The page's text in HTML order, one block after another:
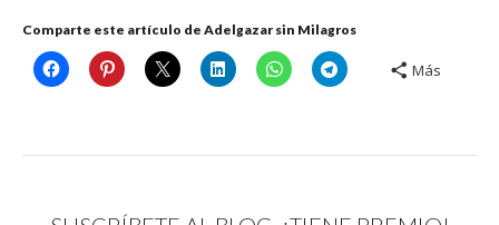
Comparte este artículo de Adelgazar sin Milagros
Más